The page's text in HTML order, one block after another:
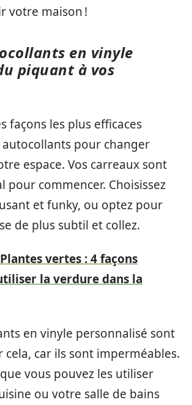
votre maison !
en vinyle
piquant à vos
façons les plus efficaces
autocollants pour changer
espace. Vos carreaux sont
pour commencer. Choisissez
et funky, ou optez pour
de plus subtil et collez.
Plantes vertes : 4 façons
la verdure dans la
en vinyle personnalisé sont
car ils sont imperméables.
vous pouvez les utiliser
ou votre salle de bains